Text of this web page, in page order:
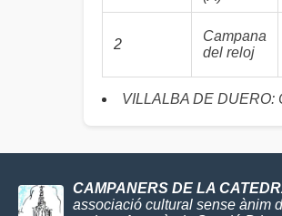
2
Campana
del reloj
VILLALBA DE DUERO:
CAMPANERS DE LA
associació cultural sense ànim